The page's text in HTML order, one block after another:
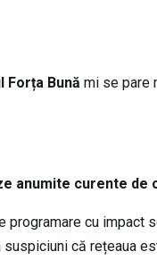
Forța Bună mi se pare
anumite curente de
cu impact
că rețeaua